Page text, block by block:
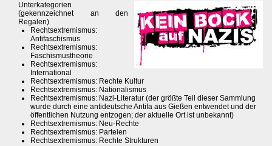
Unterkategorien
(gekennzeichnet an den
Regalen)
Rechtsextremismus:
Antifaschismus
Rechtsextremismus:
Faschismustheorie
Rechtsextremismus:
International
Rechtsextremismus: Rechte Kultur
Rechtsextremismus: Nationalismus
Rechtsextremismus: Nazi-Literatur (der größte Teil dieser Sammlung
wurde durch eine antideutsche Antifa aus Gießen entwendet und der
öffentlichen Nutzung entzogen; der aktuelle Ort ist unbekannt)
Rechtsextremismus: Neu-Rechte
Rechtsextremismus: Parteien
Rechtsextremismus: Rechte Strukturen